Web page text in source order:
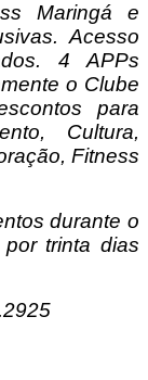
Maringá e
Acesso
4 APPs
o Clube
para
Cultura,
Fitness
durante o
trinta dias